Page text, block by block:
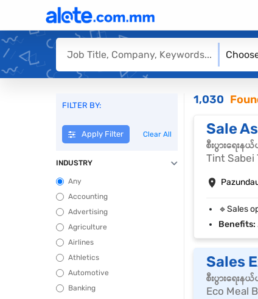
FILTER BY:
Apply Filter Clear All
INDUSTRY
Any
Accounting
Advertising
Agriculture
Airlines
Athletics
Automotive
Banking
1,030
Sale
စီးပွားရေးန
Tint Sabei
Benefits:
Sales
စီးပွားရေးန
Eco Meal